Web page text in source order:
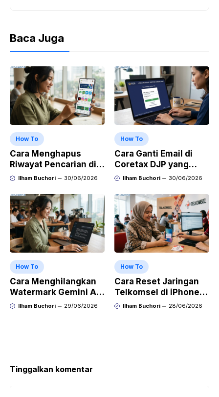
Baca Juga
How To
Cara Menghapus
Riwayat Pencarian di
Play Store di HP
OPPO, dan Vivo
Ilham Buchori 30/06/2026
How To
Cara Ganti Email di
Coretax DJP yang
Sudah Tidak Aktif
Ilham Buchori 30/06/2026
How To
Cara Menghilangkan
Watermark Gemini AI
dengan Mudah Hasil
Ilham Buchori 29/06/2026
How To
Cara Reset Jaringan
Telkomsel di iPhone
agar Koneksi Stabil
Ilham Buchori 28/06/2026
Tinggalkan komentar